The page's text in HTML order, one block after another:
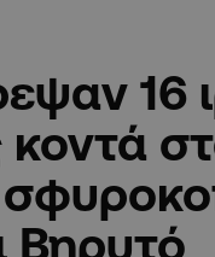
16
Βηρυτό